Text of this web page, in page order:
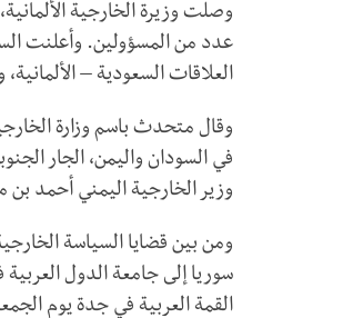
وصلت وزيرة الخارجية
عدد من المسؤولين. وأعلنت
العلاقات السعودية –
وقال متحدث باسم وزارة
في السودان واليمن، الجار
وزير الخارجية اليمني أحمد
ومن بين قضايا السياسة
القمة العربية في جدة يوم